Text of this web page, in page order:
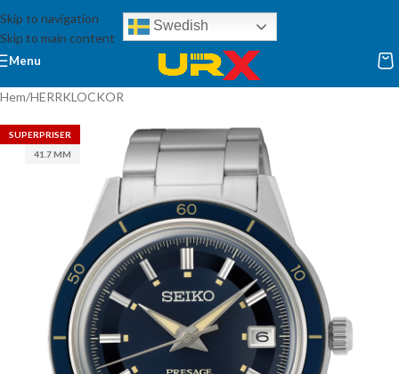
Skip to navigation
Skip to main content
Swedish
Menu
Hem/HERRKLOCKOR
SUPERPRISER
41.7 MM